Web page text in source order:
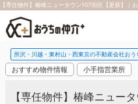
【専任物件】椿峰ニュータウン107街区【更新】｜
所沢・川越・東村山・西東京の不動産会社おう
おすすめ物件情報 小手指営業所
【専任物件】椿峰ニュー